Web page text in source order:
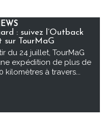
: suivez l’Outback
sur TourMaG
du 24 juillet, TourMaG
expédition de plus de
kilomètres à travers...